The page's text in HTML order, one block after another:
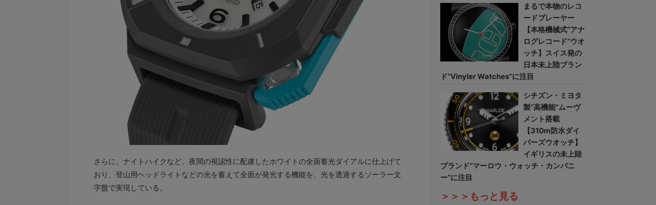
さらに、ナイトハイクなど、夜間の視認性に配慮したホワイトの全面蓄光ダイアルに仕上げて
おり、登山用ヘッドライトなどの光を蓄えて全面が発光する機能を、光を透過するソーラー文
字盤で実現している。
まるで本物のレコ
ードプレーヤー
【本格機械式“アナ
ログレコード”ウオ
ッチ】スイス発の
日本未上陸ブラン
ド“Vinyler Watches”に注目
シチズン・ミヨタ
製“高機能”ムーヴ
メント搭載
【310m防水ダイ
バーズウオッチ】
イギリスの未上陸
ブランド“マーロウ・ウォッチ・カンパニ
ー”に注目
＞＞＞もっと見る